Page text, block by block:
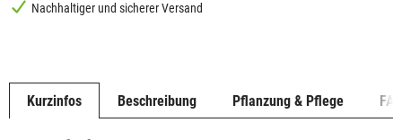
Nachhaltiger und sicherer Versand
Kurzinfos Beschreibung Pflanzung & Pflege